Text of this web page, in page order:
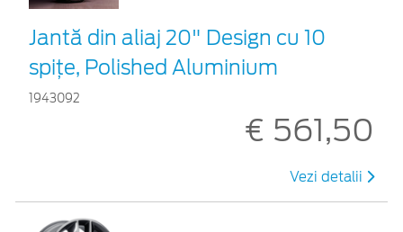
Jantă din aliaj 20" Design cu 10
spițe, Polished Aluminium
1943092
€ 561,50
Vezi detalii